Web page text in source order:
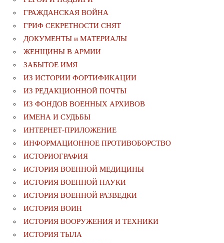
ГРАЖДАНСКАЯ ВОЙНА
ГРИФ СЕКРЕТНОСТИ СНЯТ
ДОКУМЕНТЫ и МАТЕРИАЛЫ
ЖЕНЩИНЫ В АРМИИ
ЗАБЫТОЕ ИМЯ
ИЗ ИСТОРИИ ФОРТИФИКАЦИИ
ИЗ РЕДАКЦИОННОЙ ПОЧТЫ
ИЗ ФОНДОВ ВОЕННЫХ АРХИВОВ
ИМЕНА И СУДЬБЫ
ИНТЕРНЕТ-ПРИЛОЖЕНИЕ
ИНФОРМАЦИОННОЕ ПРОТИВОБОРСТВО
ИСТОРИОГРАФИЯ
ИСТОРИЯ ВОЕННОЙ МЕДИЦИНЫ
ИСТОРИЯ ВОЕННОЙ НАУКИ
ИСТОРИЯ ВОЕННОЙ РАЗВЕДКИ
ИСТОРИЯ ВОИН
ИСТОРИЯ ВООРУЖЕНИЯ И ТЕХНИКИ
ИСТОРИЯ ТЫЛА